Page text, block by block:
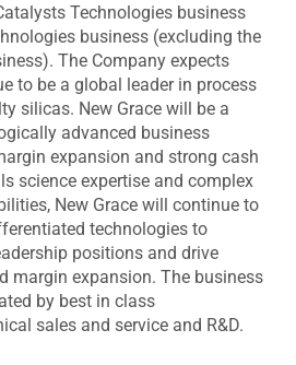
Technologies business
business (excluding the
The Company expects
to be a global leader in process
silicas. New Grace will be a
advanced business
expansion and strong cash
science expertise and complex
New Grace will continue to
technologies to
positions and drive
margin expansion. The business
by best in class
sales and service and R&D.